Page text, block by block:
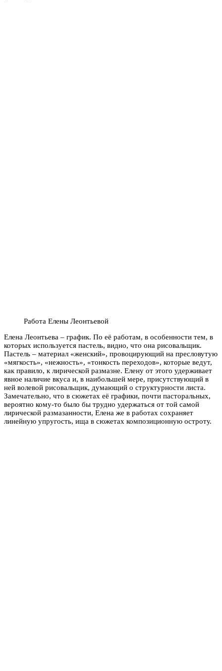
Работа Елены Леонтьевой
Елена Леонтьева – график. По её работам, в особенности тем, в
которых используется пастель, видно, что она рисовальщик.
Пастель – материал «женский», провоцирующий на пресловутую
«мягкость», «нежность», «тонкость переходов», которые ведут,
как правило, к лирической размазне. Елену от этого удерживает
явное наличие вкуса и, в наибольшей мере, присутствующий в
ней волевой рисовальщик, думающий о структурности листа.
Замечательно, что в сюжетах её графики, почти пасторальных,
вероятно кому-то было бы трудно удержаться от той самой
лирической размазанности, Елена же в работах сохраняет
линейную упругость, ища в сюжетах композиционную остроту.